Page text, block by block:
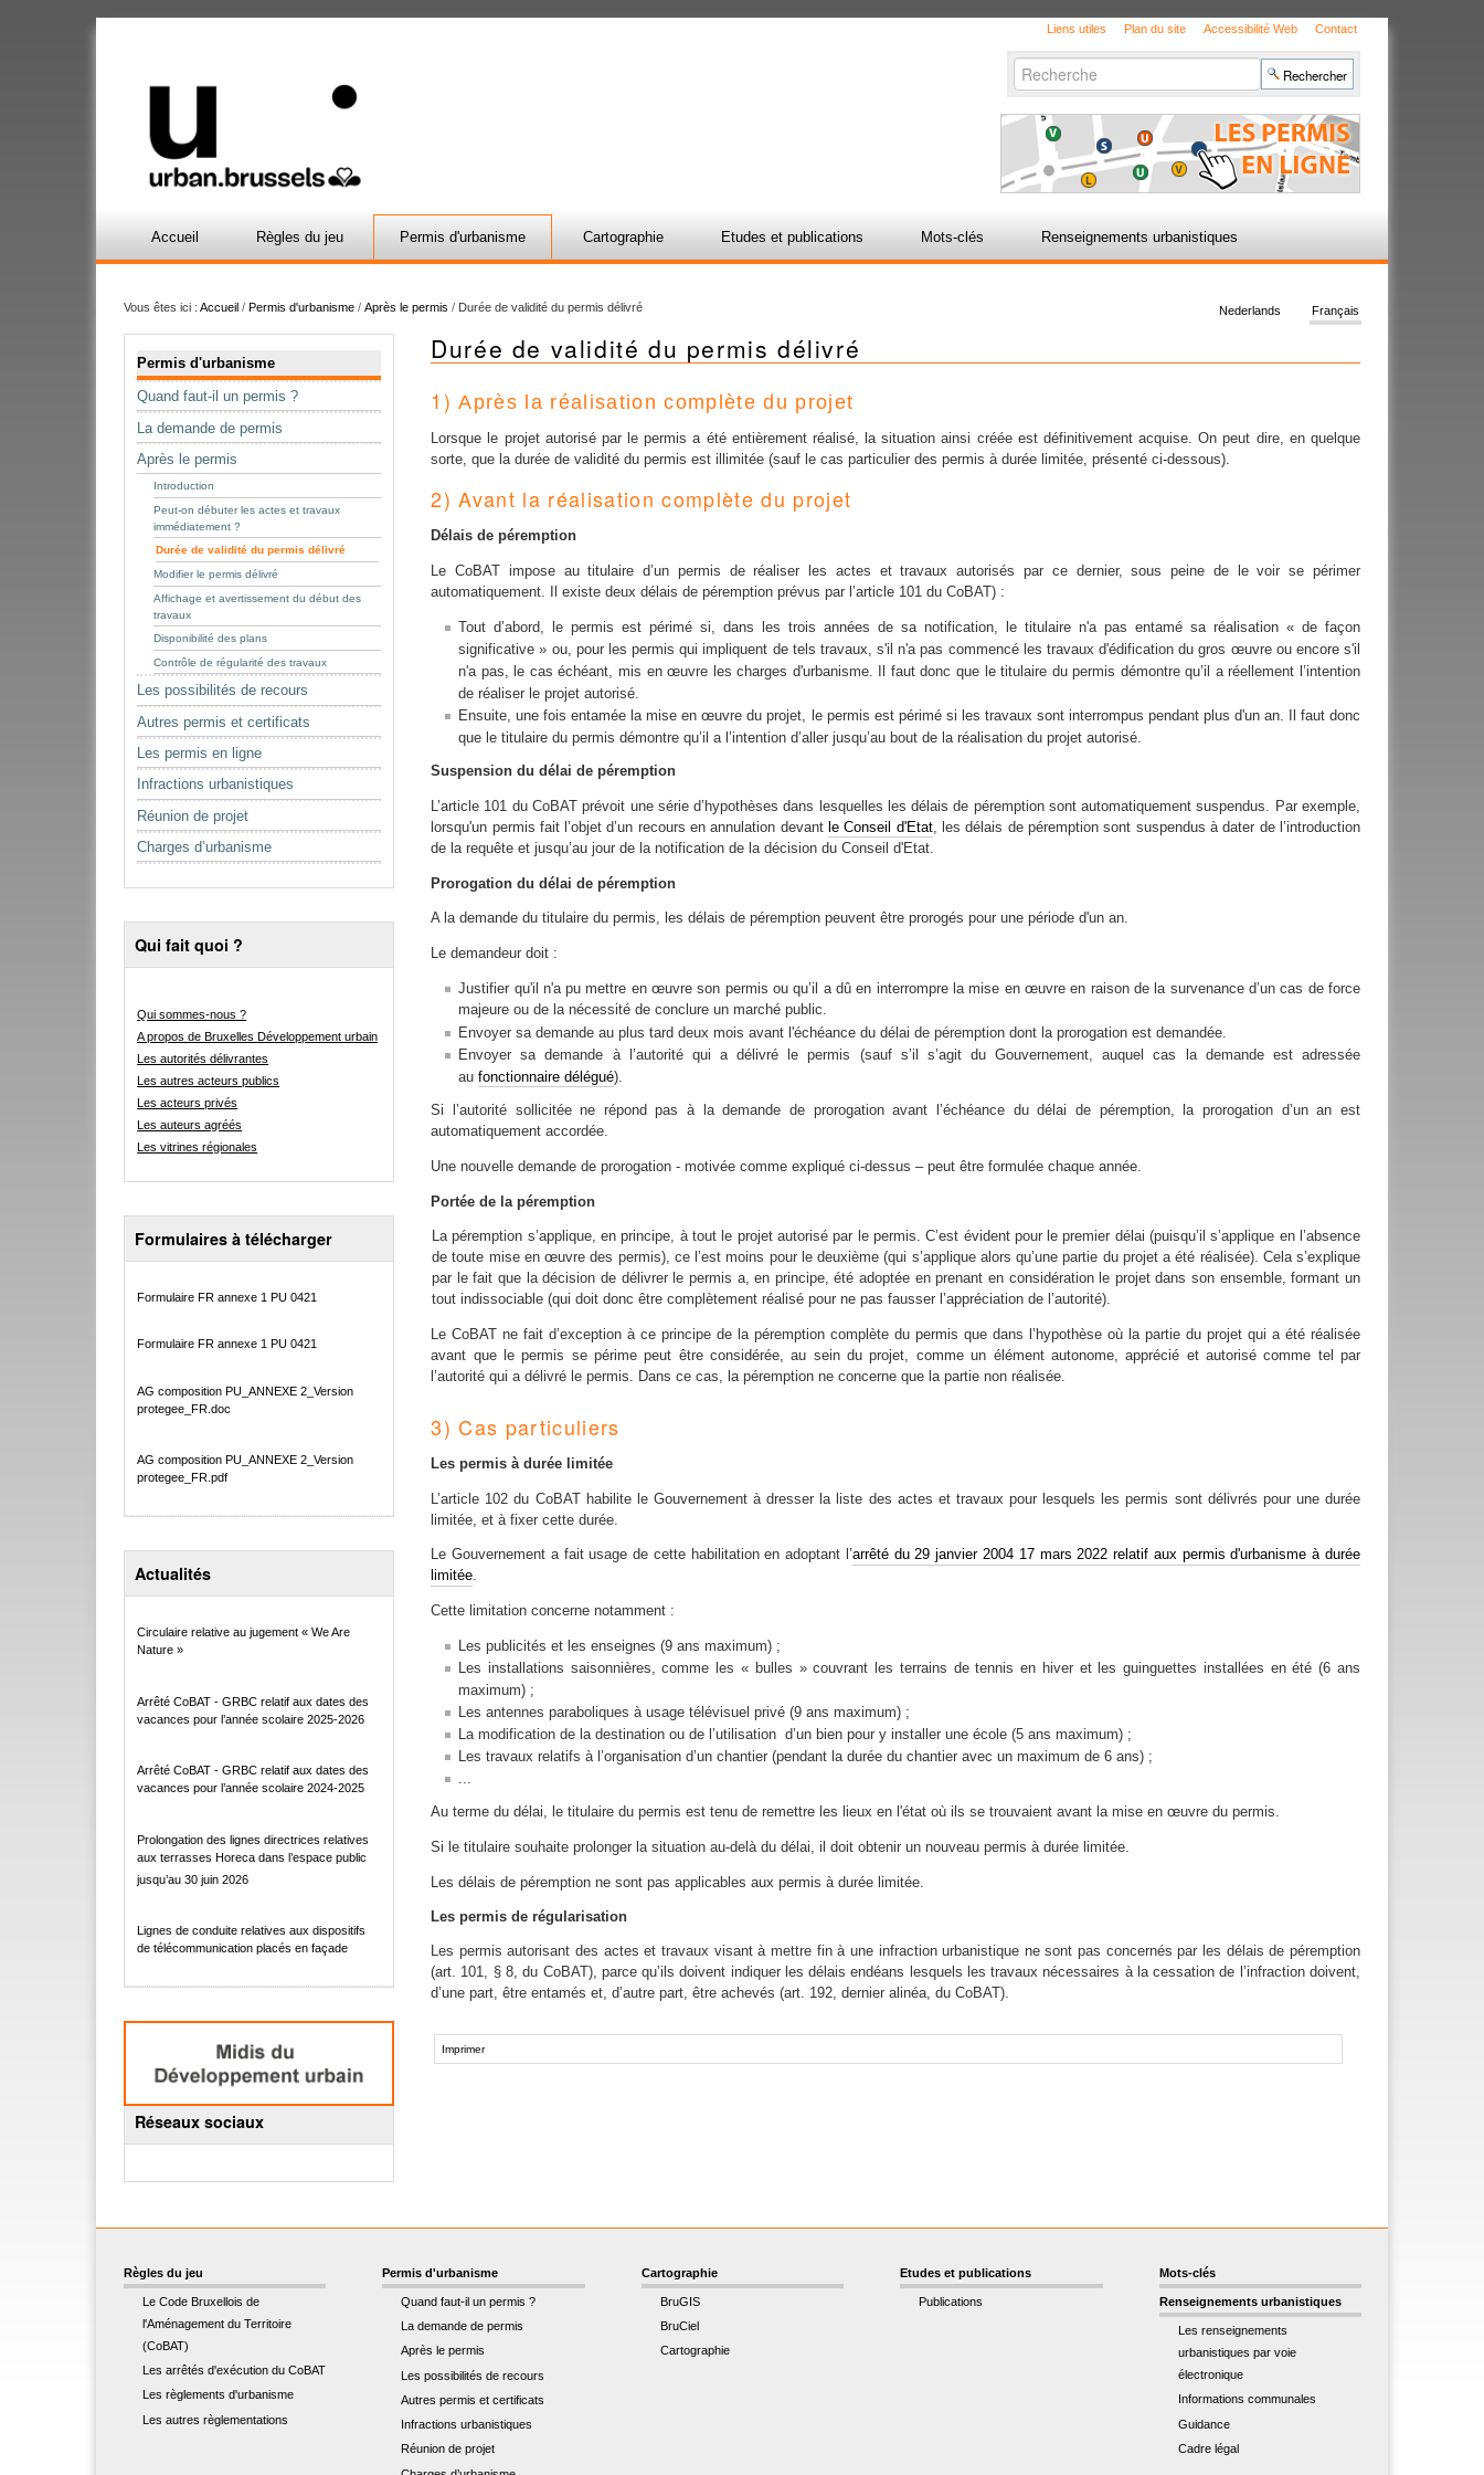
Liens utiles Plan du site Accessibilité Web Contact
Chercher par
avancée…
Accueil Règles du jeu Permis d'urbanisme Cartographie Etudes et publications Mots-clés Renseignements urbanistiques
Vous êtes ici : Accueil / Permis d'urbanisme / Après le permis / Durée de validité du permis délivré Français
Nederlands
Permis d'urbanisme
Quand faut-il un permis ?
La demande de permis
Après le permis
Introduction
Peut-on débuter les actes et travaux
immédiatement ?
Durée de validité du permis délivré
Modifier le permis délivré
Affichage et avertissement du début des
travaux
Disponibilité des plans
Contrôle de régularité des travaux
Les possibilités de recours
Autres permis et certificats
Les permis en ligne
Infractions urbanistiques
Réunion de projet
Charges d’urbanisme
Qui fait quoi ?
Qui sommes-nous ?
A propos de Bruxelles Développement urbain
Les autorités délivrantes
Les autres acteurs publics
Les acteurs privés
Les auteurs agréés
Les vitrines régionales
Formulaires à télécharger
Formulaire FR annexe 1 PU 0421
Formulaire FR annexe 1 PU 0421
AG composition PU_ANNEXE 2_Version
protegee_FR.doc
AG composition PU_ANNEXE 2_Version
protegee_FR.pdf
Actualités
Circulaire relative au jugement « We Are
Nature »
Arrêté CoBAT - GRBC relatif aux dates des
vacances pour l’année scolaire 2025-2026
Arrêté CoBAT - GRBC relatif aux dates des
vacances pour l’année scolaire 2024-2025
Prolongation des lignes directrices relatives
aux terrasses Horeca dans l’espace public
jusqu’au 30 juin 2026
Lignes de conduite relatives aux dispositifs
de télécommunication placés en façade
Réseaux sociaux
Durée de validité du permis délivré
1)Après la réalisation complète du projet
Lorsque le projet autorisé par le permis a été entièrement réalisé, la situation ainsi créée est définitivement acquise. On peut dire, en quelque
sorte, que la durée de validité du permis est illimitée (sauf le cas particulier des permis à durée limitée, présenté ci-dessous).
2) Avant la réalisation complète du projet
Délais de péremption
Le CoBAT impose au titulaire d’un permis de réaliser les actes et travaux autorisés par ce dernier, sous peine de le voir se périmer
automatiquement. Il existe deux délais de péremption prévus par l’article 101 du CoBAT) :
Tout d’abord, le permis est périmé si, dans les trois années de sa notification, le titulaire n'a pas entamé sa réalisation « de façon
significative » ou, pour les permis qui impliquent de tels travaux, s'il n'a pas commencé les travaux d'édification du gros œuvre ou encore s'il
n'a pas, le cas échéant, mis en œuvre les charges d'urbanisme. Il faut donc que le titulaire du permis démontre qu’il a réellement l’intention
de réaliser le projet autorisé.
Ensuite, une fois entamée la mise en œuvre du projet, le permis est périmé si les travaux sont interrompus pendant plus d'un an. Il faut donc
que le titulaire du permis démontre qu’il a l’intention d’aller jusqu’au bout de la réalisation du projet autorisé.
Suspension du délai de péremption
L’article 101 du CoBAT prévoit une série d’hypothèses dans lesquelles les délais de péremption sont automatiquement suspendus. Par exemple,
lorsqu'un permis fait l’objet d’un recours en annulation devantle Conseil d'Etat, les délais de péremption sont suspendus à dater de l’introduction
de la requête et jusqu’au jour de la notification de la décision du Conseil d'Etat.
Prorogation du délai de péremption
A la demande du titulaire du permis, les délais de péremption peuvent être prorogés pour une période d'un an.
Le demandeur doit :
Justifier qu'il n'a pu mettre en œuvre son permis ou qu’il a dû en interrompre la mise en œuvre en raison de la survenance d’un cas de force
majeure ou de la nécessité de conclure un marché public.
Envoyer sa demande au plus tard deux mois avant l'échéance du délai de péremption dont la prorogation est demandée.
Envoyer sa demande à l’autorité qui a délivré le permis (sauf s’il s’agit du Gouvernement, auquel cas la demande est adressée
aufonctionnaire délégué).
Si l’autorité sollicitée ne répond pas à la demande de prorogation avant l’échéance du délai de péremption, la prorogation d’un an est
automatiquement accordée.
Une nouvelle demande de prorogation - motivée comme expliqué ci-dessus – peut être formulée chaque année.
Portée de la péremption
La péremption s’applique, en principe, à tout le projet autorisé par le permis. C’est évident pour le premier délai (puisqu’il s’applique en l’absence
de toute mise en œuvre des permis), ce l’est moins pour le deuxième (qui s’applique alors qu’une partie du projet a été réalisée). Cela s’explique
par le fait que la décision de délivrer le permis a, en principe, été adoptée en prenant en considération le projet dans son ensemble, formant un
tout indissociable (qui doit donc être complètement réalisé pour ne pas fausser l’appréciation de l’autorité).
Le CoBAT ne fait d’exception à ce principe de la péremption complète du permis que dans l’hypothèse où la partie du projet qui a été réalisée
avant que le permis se périme peut être considérée, au sein du projet, comme un élément autonome, apprécié et autorisé comme tel par
l’autorité qui a délivré le permis. Dans ce cas, la péremption ne concerne que la partie non réalisée.
3) Cas particuliers
Les permis à durée limitée
L’article 102 du CoBAT habilite le Gouvernement à dresser la liste des actes et travaux pour lesquels les permis sont délivrés pour une durée
limitée, et à fixer cette durée.
Le Gouvernement a fait usage de cette habilitation en adoptant l’arrêté du 29 janvier 2004 17 mars 2022 relatif aux permis d'urbanisme à durée
limitée.
Cette limitation concerne notamment :
Les publicités et les enseignes (9 ans maximum) ;
Les installations saisonnières, comme les « bulles » couvrant les terrains de tennis en hiver et les guinguettes installées en été (6 ans
maximum) ;
Les antennes paraboliques à usage télévisuel privé (9 ans maximum) ;
La modification de la destination ou de l’utilisation d’un bien pour y installer une école (5 ans maximum) ;
Les travaux relatifs à l’organisation d’un chantier (pendant la durée du chantier avec un maximum de 6 ans) ;
...
Au terme du délai, le titulaire du permis est tenu de remettre les lieux en l'état où ils se trouvaient avant la mise en œuvre du permis.
Si le titulaire souhaite prolonger la situation au-delà du délai, il doit obtenir un nouveau permis à durée limitée.
Les délais de péremption ne sont pas applicables aux permis à durée limitée.
Les permis de régularisation
Les permis autorisant des actes et travaux visant à mettre fin à une infraction urbanistique ne sont pas concernés par les délais de péremption
(art. 101, § 8, du CoBAT), parce qu’ils doivent indiquer les délais endéans lesquels les travaux nécessaires à la cessation de l’infraction doivent,
d’une part, être entamés et, d’autre part, être achevés (art. 192, dernier alinéa, du CoBAT).
surImprimer
Règles du jeu
Le Code Bruxellois de
l'Aménagement du Territoire
(CoBAT)
Les arrêtés d'exécution du CoBAT
Les règlements d'urbanisme
Les autres règlementations
Permis d'urbanisme
Quand faut-il un permis ?
La demande de permis
Après le permis
Les possibilités de recours
Autres permis et certificats
Infractions urbanistiques
Réunion de projet
Cartographie
BruGIS
BruCiel
Cartographie
Etudes et publications
Publications
Mots-clés
Renseignements urbanistiques
Les renseignements
urbanistiques par voie
électronique
Informations communales
Guidance
Cadre légal